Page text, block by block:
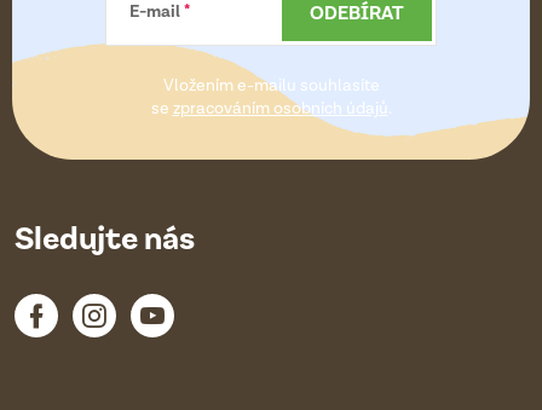
t
E-mail
Vložením e-mailu souhlasíte
se zpracováním osobních údajů.
ODEBÍRAT
Sledujte nás